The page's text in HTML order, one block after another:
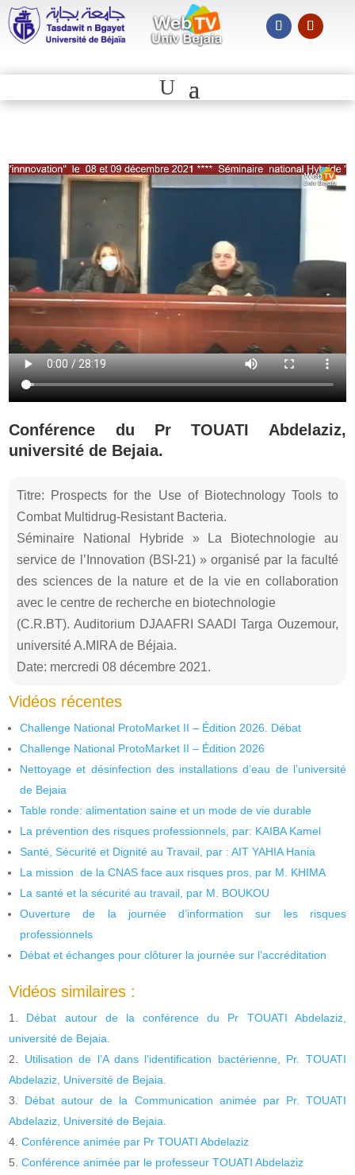
Conférence du Pr TOUATI Abdelaziz,
université de Bejaia.
Titre: Prospects for the Use of Biotechnology Tools to
Combat Multidrug-Resistant Bacteria.
Séminaire National Hybride » La Biotechnologie au
service de l’Innovation (BSI-21) » organisé par la faculté
des sciences de la nature et de la vie en collaboration
avec le centre de recherche en biotechnologie
(C.R.BT). Auditorium DJAAFRI SAADI Targa Ouzemour,
université A.MIRA de Béjaia.
Date: mercredi 08 décembre 2021.
Vidéos récentes
Challenge National ProtoMarket II – Édition 2026. Débat
Challenge National ProtoMarket II – Édition 2026
Nettoyage et désinfection des installations d’eau de l’université
de Bejaia
Table ronde: alimentation saine et un mode de vie durable
La prévention des risques professionnels, par: KAIBA Kamel
Santé, Sécurité et Dignité au Travail, par : AIT YAHIA Hania
La mission de la CNAS face aux risques pros, par M. KHIMA
La santé et la sécurité au travail, par M. BOUKOU
Ouverture de la journée d’information sur les risques
professionnels
Débat et échanges pour clôturer la journée sur l’accréditation
Vidéos similaires :
Débat autour de la conférence du Pr TOUATI Abdelaziz,
université de Bejaia.
Utilisation de l’A dans l’identification bactérienne, Pr. TOUATI
Abdelaziz, Université de Bejaia.
Débat autour de la Communication animée par Pr. TOUATI
Abdelaziz, Université de Bejaia.
Conférence animée par Pr TOUATI Abdelaziz
Conférence animée par le professeur TOUATI Abdelaziz